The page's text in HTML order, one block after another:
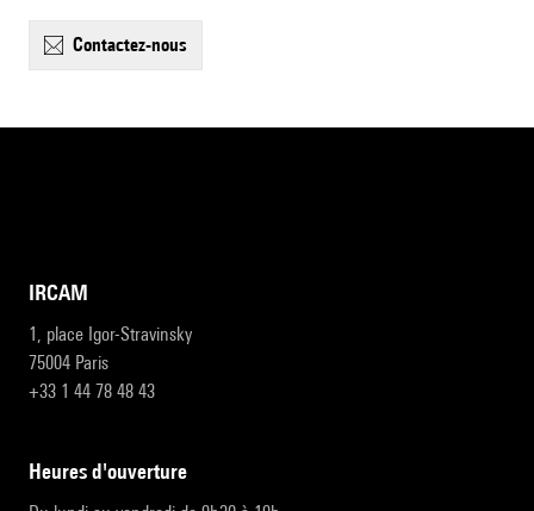
contactez-nous
IRCAM
1, place Igor-Stravinsky
75004 Paris
+33 1 44 78 48 43
heures d'ouverture